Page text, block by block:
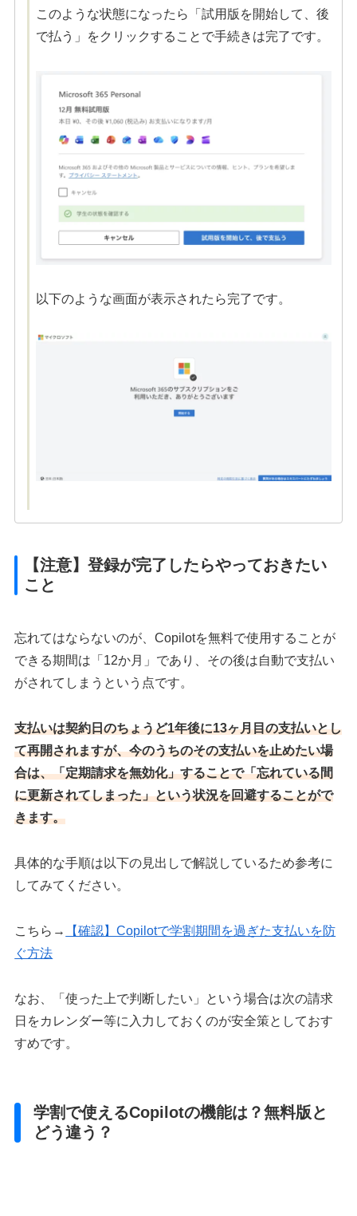
このような状態になったら「試用版を開始して、後
で払う」をクリックすることで手続きは完了です。
以下のような画面が表示されたら完了です。
【注意】登録が完了したらやっておきたい
こと
忘れてはならないのが、Copilotを無料で使用することが
できる期間は「12か月」であり、その後は自動で支払い
がされてしまうという点です。
支払いは契約日のちょうど1年後に13ヶ月目の支払いとし
て再開されますが、今のうちのその支払いを止めたい場
合は、「定期請求を無効化」することで「忘れている間
に更新されてしまった」という状況を回避することがで
きます。
具体的な手順は以下の見出しで解説しているため参考に
してみてください。
こちら→
【確認】Copilotで学割期間を過ぎた支払いを防
ぐ方法
なお、「使った上で判断したい」という場合は次の請求
日をカレンダー等に入力しておくのが安全策としておす
すめです。
学割で使えるCopilotの機能は？無料版と
どう違う？